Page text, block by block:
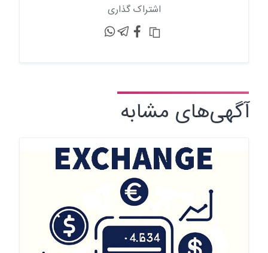
اشتراک گذاری
آگهی‌های مشابه